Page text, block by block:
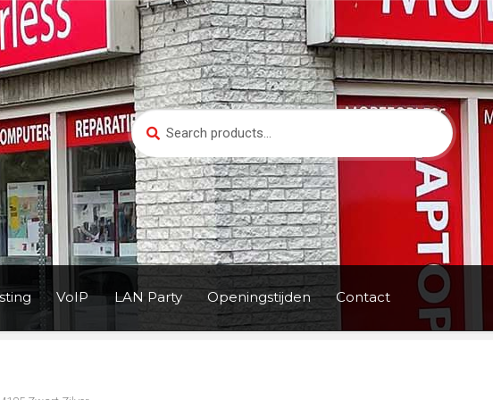
Search
for:
Search
VoIP LAN Party Openingstijden Contact